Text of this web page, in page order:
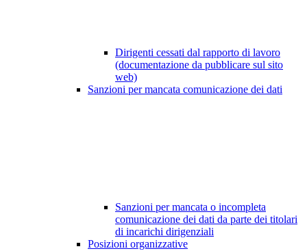
Dirigenti cessati dal rapporto di lavoro
(documentazione da pubblicare sul sito
web)
Sanzioni per mancata comunicazione dei dati
Sanzioni per mancata o incompleta
comunicazione dei dati da parte dei titolari
di incarichi dirigenziali
Posizioni organizzative